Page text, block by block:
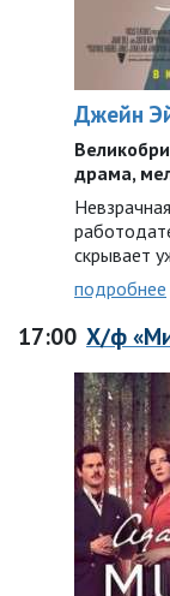
Джейн
драма,
скрывает
подробнее
17:00 Х/ф